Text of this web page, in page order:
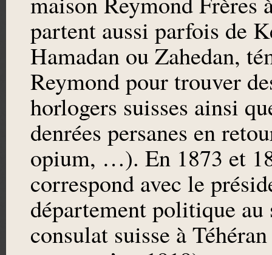
partent aussi parfois de
Hamadan ou Zahedan,
Reymond pour trouver
horlogers suisses ainsi
denrées persanes en
opium, …). En 1873 et
correspond avec le
département politique au
consulat suisse à